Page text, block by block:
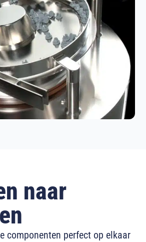
naar
componenten perfect op elkaar